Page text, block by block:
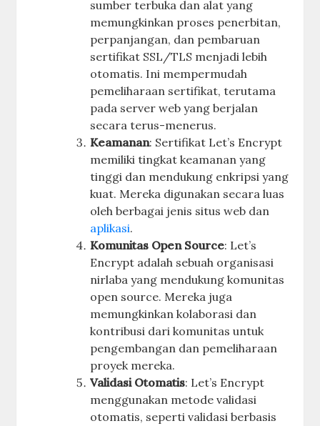
sumber terbuka dan alat yang
memungkinkan proses penerbitan,
perpanjangan, dan pembaruan
sertifikat SSL/TLS menjadi lebih
otomatis. Ini mempermudah
pemeliharaan sertifikat, terutama
pada server web yang berjalan
secara terus-menerus.
Keamanan: Sertifikat Let’s Encrypt
memiliki tingkat keamanan yang
tinggi dan mendukung enkripsi yang
kuat. Mereka digunakan secara luas
oleh berbagai jenis situs web dan
aplikasi.
Komunitas Open Source: Let’s
Encrypt adalah sebuah organisasi
nirlaba yang mendukung komunitas
open source. Mereka juga
memungkinkan kolaborasi dan
kontribusi dari komunitas untuk
pengembangan dan pemeliharaan
proyek mereka.
Validasi Otomatis: Let’s Encrypt
menggunakan metode validasi
otomatis, seperti validasi berbasis